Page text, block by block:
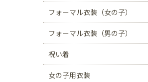
フォーマル衣装（女の子）
フォーマル衣装（男の子）
祝い着
女の子用衣装